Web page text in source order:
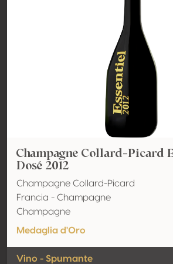
Champagne Collard-Picard
Dosé 2012
Champagne Collard-Picard
Francia - Champagne
Champagne
Medaglia d'Oro
Vino - Spumante